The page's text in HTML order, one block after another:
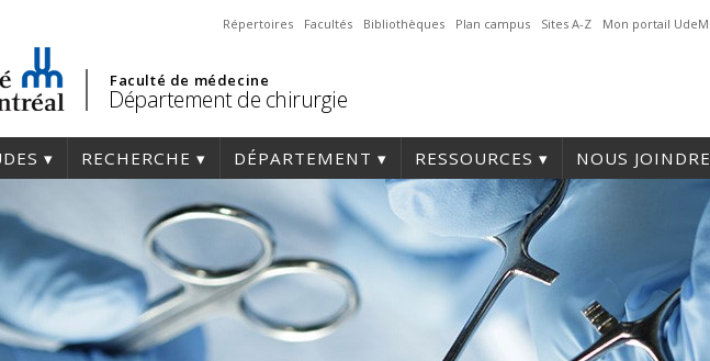
Répertoires Facultés Bibliothèques Plan campus Sites A-Z Mon portail UdeM
Faculté de médecine
Département de chirurgie
RECHERCHE DÉPARTEMENT RESSOURCES NOUS JOINDRE